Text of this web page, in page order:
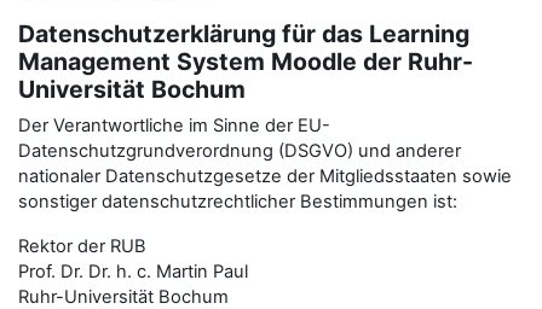
Datenschutzerklärung für das Learning
Management System Moodle der Ruhr-
Universität Bochum
Der Verantwortliche im Sinne der EU-
Datenschutzgrundverordnung (DSGVO) und anderer
nationaler Datenschutzgesetze der Mitgliedsstaaten sowie
sonstiger datenschutzrechtlicher Bestimmungen ist:
Rektor der RUB
Prof. Dr. Dr. h. c. Martin Paul
Ruhr-Universität Bochum